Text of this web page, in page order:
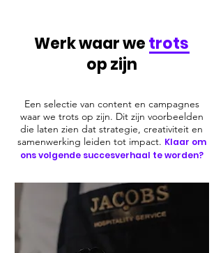
Werk waar wetrots
op zijn
Een selectie van content en campagnes
waar we trots op zijn. Dit zijn voorbeelden
die laten zien dat strategie, creativiteit en
samenwerking leiden tot impact. Klaar om
ons volgende succesverhaal te worden?